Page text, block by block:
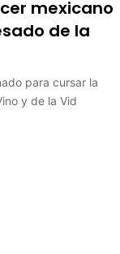
mexicano
de la
para cursar la
y de la Vid